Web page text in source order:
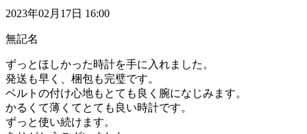
2023年02月17日 16:00
無記名
ずっとほしかった時計を手に入れました。
発送も早く、梱包も完璧です。
ベルトの付け心地もとても良く腕になじみます。
かるくて薄くてとても良い時計です。
ずっと使い続けます。